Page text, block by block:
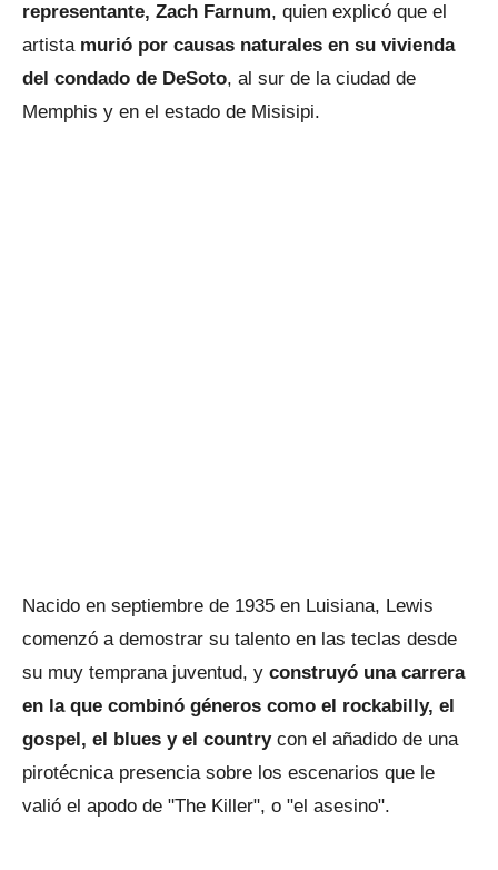
representante, Zach Farnum, quien explicó que el
artista murió por causas naturales en su vivienda
del condado de DeSoto, al sur de la ciudad de
Memphis y en el estado de Misisipi.
Nacido en septiembre de 1935 en Luisiana, Lewis
comenzó a demostrar su talento en las teclas desde
su muy temprana juventud, y construyó una carrera
en la que combinó géneros como el rockabilly, el
gospel, el blues y el countrycon el añadido de una
pirotécnica presencia sobre los escenarios que le
valió el apodo de "The Killer", o "el asesino".